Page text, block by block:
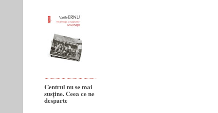
Centrul nu se mai
susține. Ceea ce ne
desparte